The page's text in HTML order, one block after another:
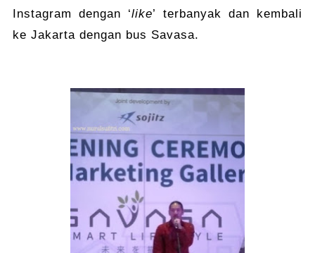
Instagram dengan ‘like’ terbanyak dan kembali
ke Jakarta dengan bus Savasa.